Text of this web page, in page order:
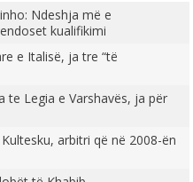
Ndeshja më e
kualifikimi
e Italisë, ja tre “të
te Legia e Varshavës, ja për
arbitri që në 2008-ën